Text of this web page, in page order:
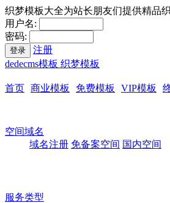
织梦模板大全为站长朋友们提供精品
用户名:
密码:
登录
注册
dedecms模板 织梦模板
首页 商业模板 免费模板 VIP模板
空间域名
域名注册 免备案空间 国内空间
服务类型